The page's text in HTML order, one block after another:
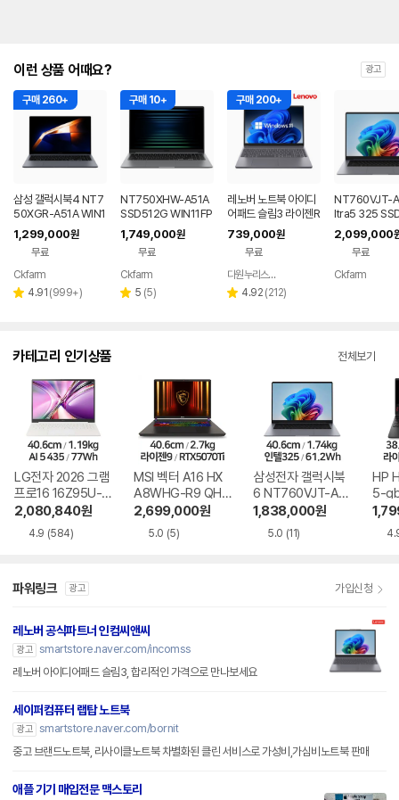
이런 상품 어때요? 광고
구매 260+
삼성 갤럭시북4 NT7
50XGR-A51A WIN1
1 FPP(버젼UP설치)
업무용 학생용 사무용
노트북 문스톤그레이
1,299,000원
무료
페이
Ckfarm
별 4.91 리
(999+)
구매 10+
NT750XHW-A51A
SSD512G WIN11FP
P(버젼UP설치) 삼성
전자 갤럭시북5 노트
1,749,000원
무료
Ckfarm
별 5 리
(5)
구매 200+
레노버 노트북 아이디
어패드 슬림3 라이젠R
5 8GB 256GB 윈도
우11
739,000원
무료
페이
다원누리스토어
별 4.92 리
(212)
NT760VJT-
ltra5 325
G WIN11
P설치) 삼성전
시북6 2026
품 노트북 그레
2,099,000
무료
Ckfarm
카테고리 인기상품 전체보기
LG전자 2026 그램
프로16 16Z95U-G
S5WK
2,080,840원
4.9 (584)
MSI 벡터 A16 HX
A8WHG-R9 QHD
+
2,699,000원
5.0 (5)
삼성전자 갤럭시북
6 NT760VJT-A51
A
1,838,000원
5.0 (11)
HP
5-
파워링크 광고 가입신청
레노버 공식파트너 인컴씨앤씨
광고 smartstore.naver.com/incomss
레노버 아이디어패드 슬림3, 합리적인 가격으로 만나보세요
세이퍼컴퓨터 랩탑 노트북
광고 smartstore.naver.com/bornit
중고 브랜드노트북, 리사이클노트북 차별화된 클린 서비스로 가성비,가심비노트북 판매
애플 기기 매입전문 맥스토리